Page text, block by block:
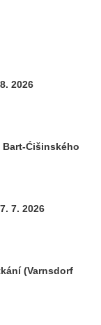
2026
Bart-Ćišinského
7. 2026
(Varnsdorf